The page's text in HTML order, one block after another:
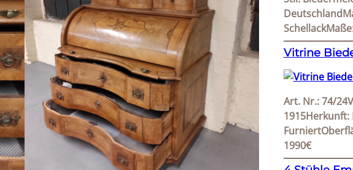
Vitrine
Art. Nr.: 74/
1990€